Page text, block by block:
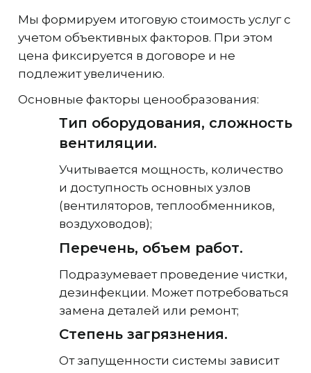
Мы формируем итоговую стоимость услуг с
учетом объективных факторов. При этом
цена фиксируется в договоре и не
подлежит увеличению.
Основные факторы ценообразования:
Тип оборудования, сложность
вентиляции.
Учитывается мощность, количество
и доступность основных узлов
(вентиляторов, теплообменников,
воздуховодов);
Перечень, объем работ.
Подразумевает проведение чистки,
дезинфекции. Может потребоваться
замена деталей или ремонт;
Степень загрязнения.
От запущенности системы зависит